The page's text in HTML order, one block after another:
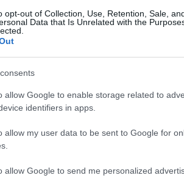
opt-out of Collection, Use, Retention, Sale,
Data that Is Unrelated with the
allow Google to enable storage related to
identifiers in apps.
allow my user data to be sent to Google for
allow Google to send me personalized
a piacon.
elkötelezett közössége, amely
kialakításában. Ellentétben a
kiválasztottra korlátozódik, a
téve a
döntésekben. Ez az
a tulajdonosi felelősség és
és elkötelezettséget